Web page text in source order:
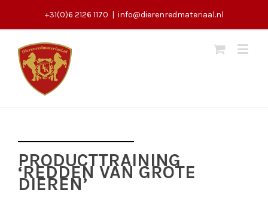
+31(0)6 2126 1170 | info@dierenredmateriaal.nl
PRODUCTTRAINING
‘REDDEN VAN GROTE
DIEREN’